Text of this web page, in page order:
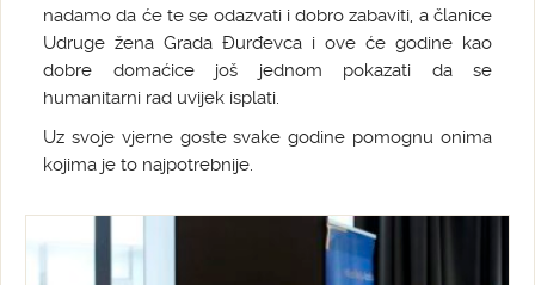
nadamo da će te se odazvati i dobro zabaviti, a članice
Udruge žena Grada Đurđevca i ove će godine kao
dobre domaćice još jednom pokazati da se
humanitarni rad uvijek isplati.
Uz svoje vjerne goste svake godine pomognu onima
kojima je to najpotrebnije.